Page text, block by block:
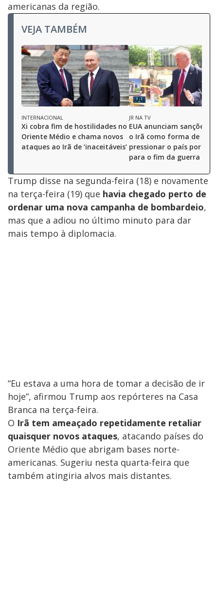
americanas da região.
VEJA TAMBÉM
INTERNACIONAL
Xi cobra fim de hostilidades no
Oriente Médio e chama novos
ataques ao Irã de ‘inaceitáveis’
JR NA TV
EUA anunciam sanções
o Irã como forma de
pressionar o país por
para o fim da guerra
Trump disse na segunda-feira (18) e novamente
na terça-feira (19) que havia chegado perto de
ordenar uma nova campanha de bombardeio,
mas que a adiou no último minuto para dar
mais tempo à diplomacia.
“Eu estava a uma hora de tomar a decisão de ir
hoje”, afirmou Trump aos repórteres na Casa
Branca na terça-feira.
O Irã tem ameaçado repetidamente retaliar
quaisquer novos ataques, atacando países do
Oriente Médio que abrigam bases norte-
americanas. Sugeriu nesta quarta-feira que
também atingiria alvos mais distantes.